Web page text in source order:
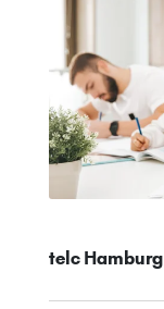
telc Hamburg